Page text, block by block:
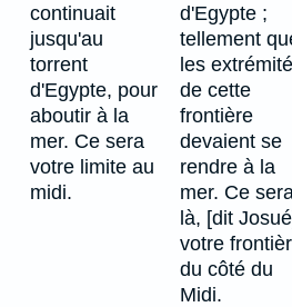
continuait
jusqu'au
torrent
d'Egypte, pour
aboutir à la
mer. Ce sera
votre limite au
midi.
d'Egypte ;
tellement
les
de cette
frontière
devaient se
rendre à la
mer. Ce
là, [dit
votre
du côté du
Midi.